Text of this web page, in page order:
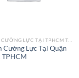
CẮT KÍNH CƯỜNG LỰC TẠI TPHCM THEO YÊU CẦU
Cường Lực Tại Quận